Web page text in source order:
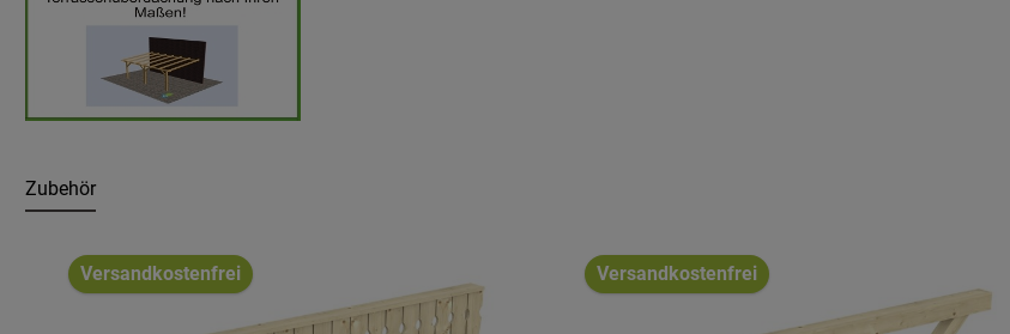
Zubehör
Versandkostenfrei Versandkostenfrei